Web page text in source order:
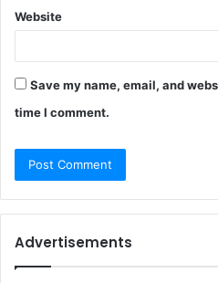
Website
Save my name, email, and
time I comment.
Advertisements